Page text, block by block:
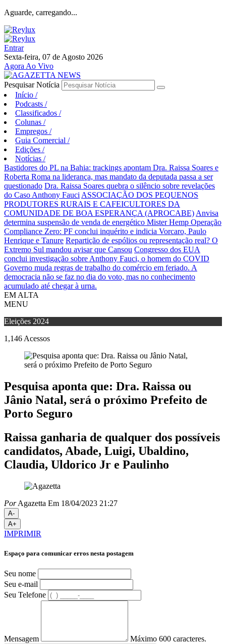
Aguarde, carregando...
Entrar
Sexta-feira, 07 de Agosto 2026
Agora Ao Vivo
Pesquisar Notícia
Início /
Podcasts /
Classificados /
Colunas /
Empregos /
Guia Comercial /
Edições /
Notícias /
Bastidores do PL na Bahia: trackings apontam Dra. Raissa Soares e
Roberta Roma na liderança, mas mandato da deputada passa a ser
questionado Dra. Raissa Soares quebra o silêncio sobre revelações
do Caso Anthony Fauci ASSOCIAÇÃO DOS PEQUENOS
PRODUTORES RURAIS E CAFEICULTORES DA
COMUNIDADE DE BOA ESPERANÇA (APROCABE) Anvisa
determina suspensão de venda de energético Mister Hemp Operação
Compliance Zero: PF conclui inquérito e indicia Vorcaro, Paulo
Henrique e Tanure Repartição de espólios ou representação real? O
Extremo Sul mandou avisar que Cansou Congresso dos EUA
conclui investigação sobre Anthony Fauci, o homem do COVID
Governo muda regras de trabalho do comércio em feriado. A
democracia não se faz no dia do voto, mas no conhecimento
acumulado até chegar à urna.
EM ALTA
MENU
Eleições 2024
1,146 Acessos
Pesquisa aponta que: Dra. Raissa ou
Jânio Natal, será o próximo Prefeito de
Porto Seguro
Raissa ganharia de qualquer dos possíveis
candidatos, Abade, Luigi, Ubaldino,
Claudia, Uldorico Jr e Paulinho
PorAgazetta Em 18/04/2023 21:27
A-
A+
IMPRIMIR
Espaço para comunicar erros nesta postagem
Seu nome
Seu e-mail
Seu Telefone
Mensagem Máximo 600 caracteres.